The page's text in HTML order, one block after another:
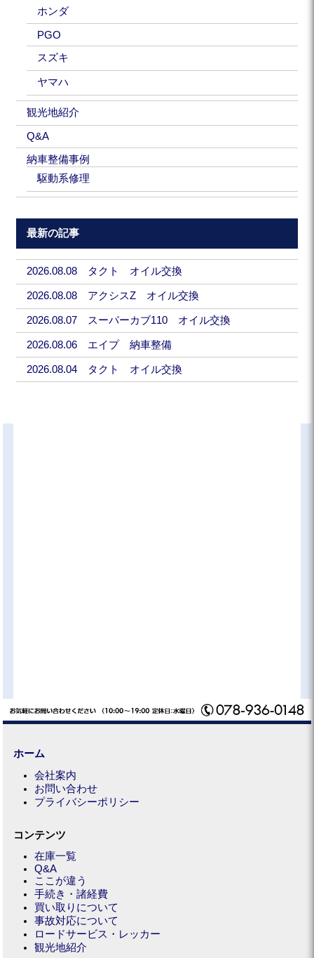
ホンダ
PGO
スズキ
ヤマハ
観光地紹介
Q&A
納車整備事例
駆動系修理
最新の記事
2026.08.08 タクト オイル交換
2026.08.08 アクシスZ オイル交換
2026.08.07 スーパーカブ110 オイル交換
2026.08.06 エイプ 納車整備
2026.08.04 タクト オイル交換
ホーム
会社案内
お問い合わせ
プライバシーポリシー
コンテンツ
在庫一覧
Q&A
ここが違う
手続き・諸経費
買い取りについて
事故対応について
ロードサービス・レッカー
観光地紹介